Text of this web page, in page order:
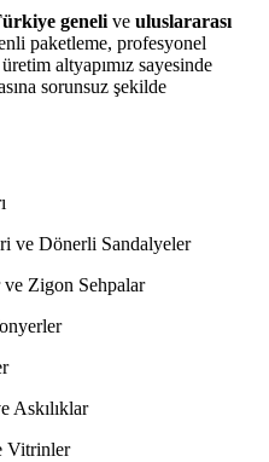
geneli ve uluslararası
paketleme, profesyonel
altyapımız sayesinde
sorunsuz şekilde
ve Dönerli Sandalyeler
ve Zigon Sehpalar
Askılıklar
Vitrinler